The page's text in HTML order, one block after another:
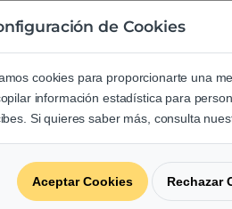
usuarios
acerca de este producto.
de Cookies
cookies para proporcionarte una
información estadística para
Si quieres saber más, consulta
Aceptar Cookies Rechazar